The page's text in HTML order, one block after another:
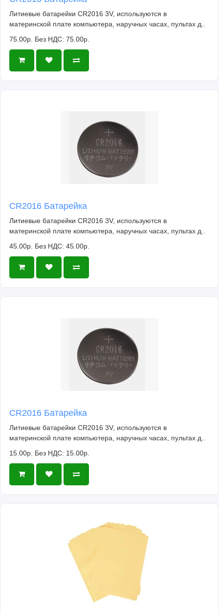
Литиевые батарейки CR2016 3V, используются в
материнской плате компьютера, наручных часах, пультах д..
75.00р. Без НДС: 75.00р.
CR2016 Батарейка
Литиевые батарейки CR2016 3V, используются в
материнской плате компьютера, наручных часах, пультах д..
45.00р. Без НДС: 45.00р.
CR2016 Батарейка
Литиевые батарейки CR2016 3V, используются в
материнской плате компьютера, наручных часах, пультах д..
15.00р. Без НДС: 15.00р.